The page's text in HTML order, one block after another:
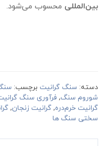
بین‌المللی محسوب می‌شود.
دسته: سنگ گرانیت برچسب:
شوروم سنگ, فرآوری سنگ
گرانیت خرم‌دره,گرانیت زنجان,
سختی سنگ ها